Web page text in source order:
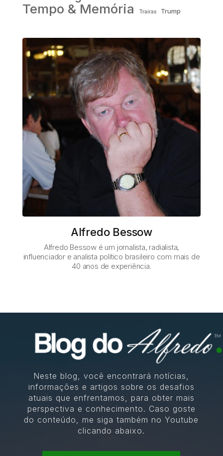
Alfredo Bessow
Alfredo Bessow é um jornalista, radialista,
influenciador e analista político brasileiro com mais de
40 anos de experiência.
Tempo & Memória Traíras Trump
Neste blog, você encontrará notícias,
informações e artigos sobre os desafios
atuais que enfrentamos, para obter mais
perspectiva e conhecimento. Caso goste
do conteúdo, me siga também no Youtube
clicando abaixo.